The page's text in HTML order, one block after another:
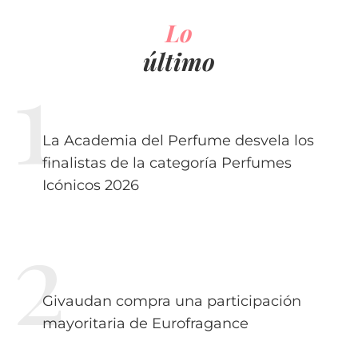
Lo
último
La Academia del Perfume desvela los
finalistas de la categoría Perfumes
Icónicos 2026
Givaudan compra una participación
mayoritaria de Eurofragance